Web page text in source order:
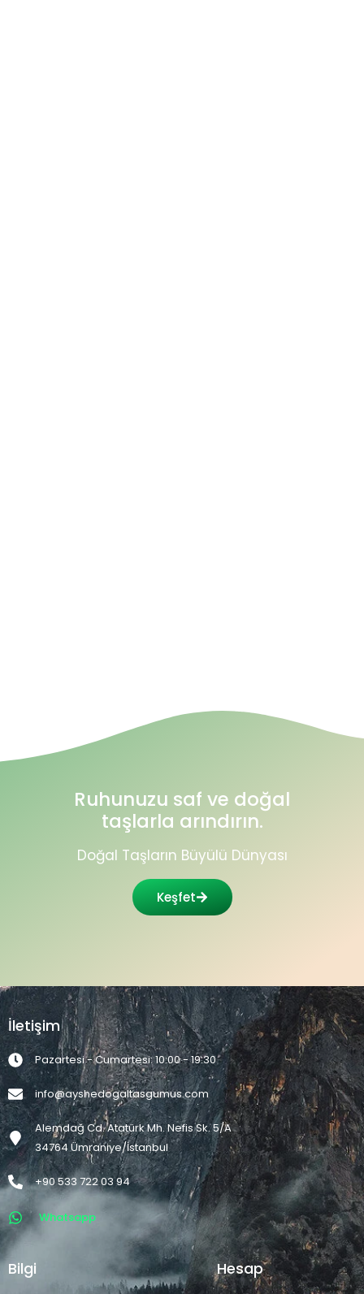
Ruhunuzu saf ve doğal
taşlarla arındırın.
Doğal Taşların Büyülü Dünyası
Keşfet
İletişim
Pazartesi - Cumartesi: 10:00 - 19:30
info@ayshedogaltasgumus.com
Alemdağ Cd. Atatürk Mh. Nefis Sk. 5/A
34764 Ümraniye/İstanbul
+90 533 722 03 94
Whatsapp
Bilgi Hesap